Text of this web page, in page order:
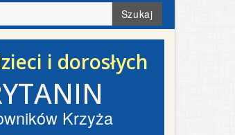
Szukaj
i dorosłych
Krzyża